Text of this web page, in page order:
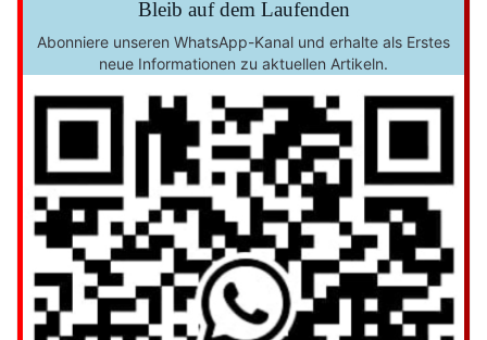
Bleib auf dem Laufenden
Abonniere unseren WhatsApp-Kanal und erhalte als Erstes
neue Informationen zu aktuellen Artikeln.